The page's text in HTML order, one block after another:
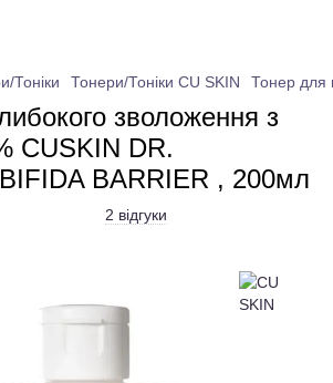
Тоніки Тонери/Тоніки CU SKIN Тонер для
зволоження з
CUSKIN DR.
BARRIER , 200мл
2 відгуки